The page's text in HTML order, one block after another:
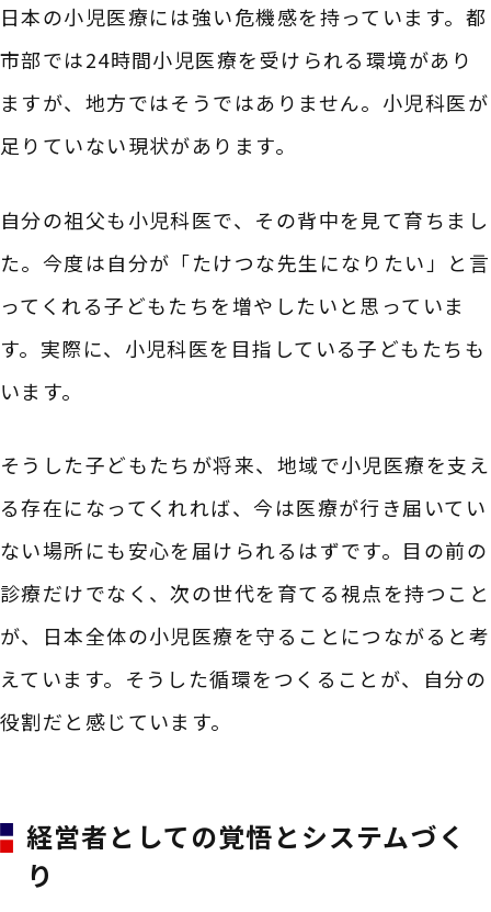
日本の小児医療には強い危機感を持っています。都
市部では24時間小児医療を受けられる環境があり
ますが、地方ではそうではありません。小児科医が
足りていない現状があります。
自分の祖父も小児科医で、その背中を見て育ちまし
た。今度は自分が「たけつな先生になりたい」と言
ってくれる子どもたちを増やしたいと思っていま
す。実際に、小児科医を目指している子どもたちも
います。
そうした子どもたちが将来、地域で小児医療を支え
る存在になってくれれば、今は医療が行き届いてい
ない場所にも安心を届けられるはずです。目の前の
診療だけでなく、次の世代を育てる視点を持つこと
が、日本全体の小児医療を守ることにつながると考
えています。そうした循環をつくることが、自分の
役割だと感じています。
経営者としての覚悟とシステムづく
り